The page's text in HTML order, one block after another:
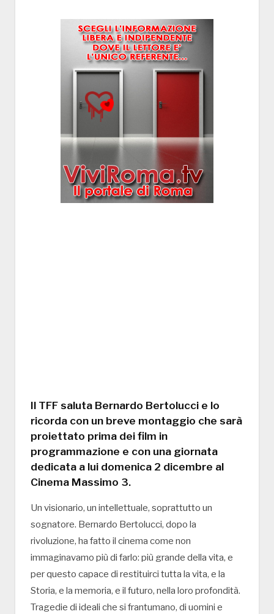
Il TFF saluta Bernardo Bertolucci e lo
ricorda con un breve montaggio che sarà
proiettato prima dei film in
programmazione e con una giornata
dedicata a lui domenica 2 dicembre al
Cinema Massimo 3.
Un visionario, un intellettuale, soprattutto un
sognatore. Bernardo Bertolucci, dopo la
rivoluzione, ha fatto il cinema come non
immaginavamo più di farlo: più grande della vita, e
per questo capace di restituirci tutta la vita, e la
Storia, e la memoria, e il futuro, nella loro profondità.
Tragedie di ideali che si frantumano, di uomini e